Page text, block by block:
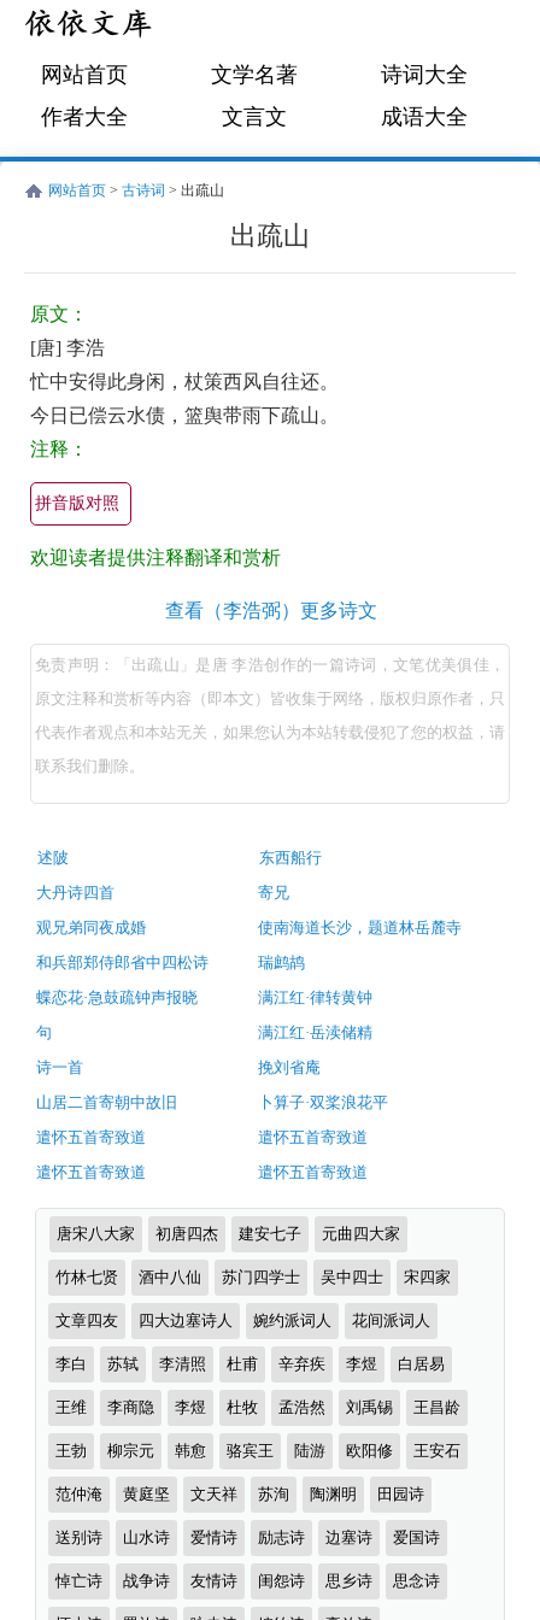
网站首页 文学名著
诗词大全
作者大全
文言文 成语大全
网站首页 > 古诗词 > 出疏山
出疏山
唐
李
浩
古
诗
词:
出
疏
山
原
文
翻
文
注
释
译
文
+原
著
赏
析
原文：
[唐] 李浩
忙中安得此身闲，杖策西风自往还。
今日已偿云水债，篮舆带雨下疏山。
注释：
拼音版对照
欢迎读者提供注释翻译和赏析
疏
山
（唐
李
浩）
文
注
（完）-
古
诗
词
查看（李浩弼）更多诗文
免责声明：「出疏山」是唐 李浩创作的一篇诗词，文笔优美俱佳，
原文注释和赏析等内容（即本文）皆收集于网络，版权归原作者，只
代表作者观点和本站无关，如果您认为本站转载侵犯了您的权益，请
联系我们删除。
古
词
推
荐
述陂
东西船行
大丹诗四首
寄兄
观兄弟同夜成婚
使南海道长沙，题道林岳麓寺
和兵部郑侍郎省中四松诗
瑞鹧鸪
蝶恋花·急鼓疏钟声报晓
满江红·律转黄钟
句
满江红·岳渎储精
诗一首
挽刘省庵
山居二首寄朝中故旧
卜算子·双桨浪花平
遣怀五首寄致道
遣怀五首寄致道
遣怀五首寄致道
遣怀五首寄致道
诗
词
分
类
唐宋八大家 初唐四杰 建安七子 元曲四大家
竹林七贤 酒中八仙 苏门四学士 吴中四士 宋四家
文章四友 四大边塞诗人 婉约派词人 花间派词人
李白 苏轼 李清照 杜甫 辛弃疾 李煜 白居易
王维 李商隐 李煜 杜牧 孟浩然 刘禹锡 王昌龄
王勃 柳宗元 韩愈 骆宾王 陆游 欧阳修 王安石
范仲淹 黄庭坚 文天祥 苏洵 陶渊明 田园诗
送别诗 山水诗 爱情诗 励志诗 边塞诗 爱国诗
悼亡诗 战争诗 友情诗 闺怨诗 思乡诗 思念诗